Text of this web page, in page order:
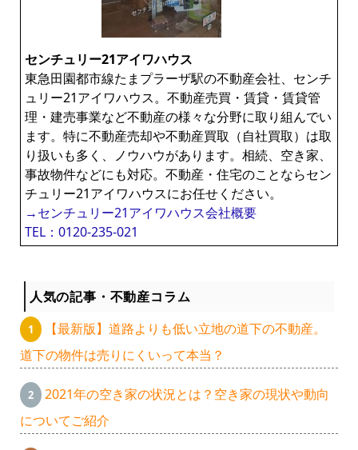
センチュリー21アイワハウス
東急田園都市線たまプラーザ駅の不動産会社、センチ
ュリー21アイワハウス。不動産売買・賃貸・賃貸管
理・建売事業など不動産の様々な分野に取り組んでい
ます。特に不動産売却や不動産買取（自社買取）は取
り扱いも多く、ノウハウがあります。相続、空き家、
事故物件などにも対応。不動産・住宅のことならセン
チュリー21アイワハウスにお任せください。
→センチュリー21アイワハウス会社概要
TEL：0120-235-021
人気の記事・不動産コラム
【最新版】道路よりも低い立地の道下の不動産。
道下の物件は売りにくいって本当？
2021年の空き家の状況とは？空き家の現状や動向
についてご紹介